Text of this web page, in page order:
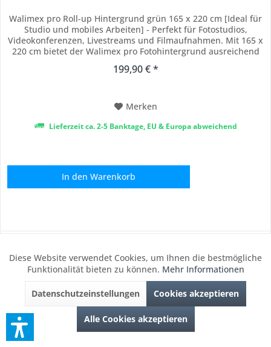
Walimex pro Roll-up Hintergrund grün 165 x 220 cm [Ideal für
Studio und mobiles Arbeiten] - Perfekt für Fotostudios,
Videokonferenzen, Livestreams und Filmaufnahmen. Mit 165 x
220 cm bietet der Walimex pro Fotohintergrund ausreichend
Design eignet sich der Hintergrund auch für kleine Räume
199,90 € *
Merken
Lieferzeit ca. 2-5 Banktage, EU & Europa abweichend
In den Warenkorb
Funktionale Aktiv
Marketing Inaktiv
Tracking Inaktiv
Diese Website verwendet Cookies, um Ihnen die bestmögliche
Funktionalität bieten zu können. Mehr Informationen
Datenschutzeinstellungen Cookies akzeptieren
Alle Cookies akzeptieren